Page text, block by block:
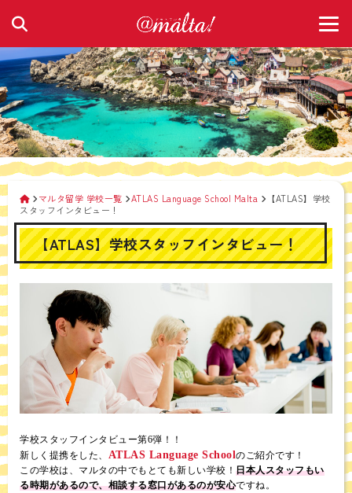
マルタ留学 学校一覧 ATLAS Language School Malta
【ATLAS】学校
スタッフインタビュー！
【ATLAS】学校スタッフインタビュー！
学校スタッフインタビュー第6弾！！
新しく提携をした、
ATLAS Language Schoolのご紹介です！
この学校は、マルタの中でもとても新しい学校！ 日本人スタッフもい
る時期があるので、相談する窓口があるのが安心ですね。